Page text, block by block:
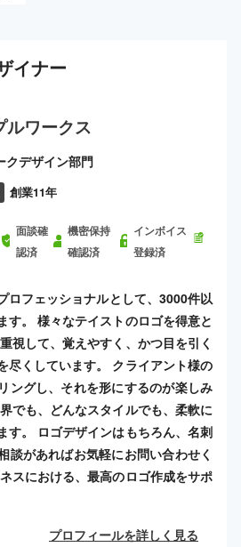
イナー
ルワークス
クデザイン部門
創業11年
面談確
認済
機密保持
確認済
インボイス
登録済
ロフェッショナルとして、3000件以
す。 様々なテイストのロゴを得意と
視して、覚えやすく、かつ目を引く
尽くしています。 クライアント様の
ングし、それを形にするのが楽しみ
でも、どんなスタイルでも、柔軟に
す。 ロゴデザインはもちろん、名刺
談があればお気軽にお問い合わせく
スにおける、最高のロゴ作成をサポ
プロフィールを詳しく見る